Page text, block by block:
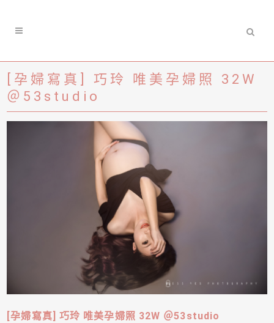
[孕婦寫真] 巧玲 唯美孕婦照 32W
＠53studio
[孕婦寫真] 巧玲 唯美孕婦照 32W ＠53studio